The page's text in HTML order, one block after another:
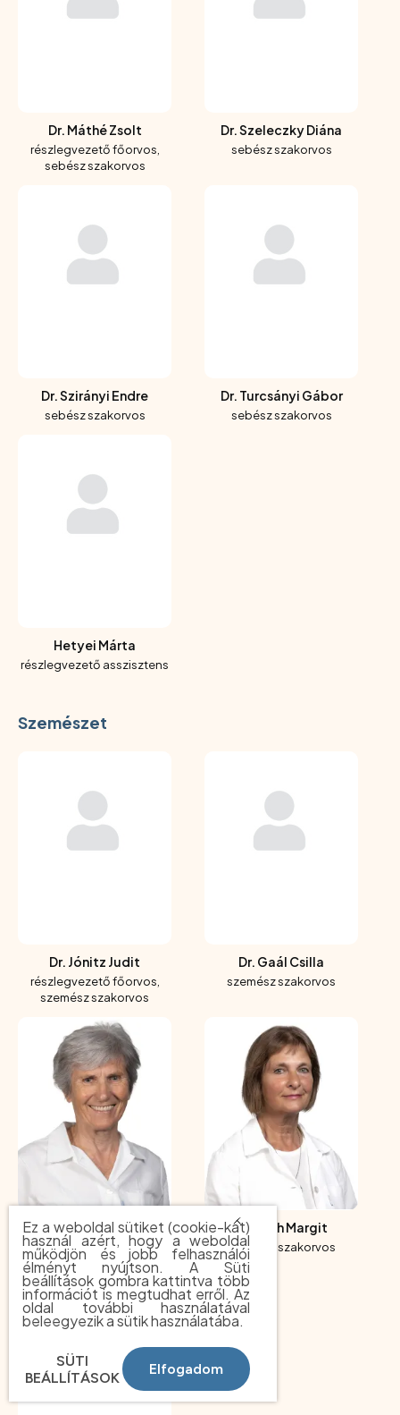
Dr. Máthé Zsolt
részlegvezető főorvos,
sebész szakorvos
Dr. Szeleczky Diána
sebész szakorvos
Dr. Szirányi Endre
sebész szakorvos
Dr. Turcsányi Gábor
sebész szakorvos
Hetyei Márta
részlegvezető asszisztens
Szemészet
Dr. Jónitz Judit
részlegvezető főorvos,
szemész szakorvos
Dr. Gaál Csilla
szemész szakorvos
Dr. Szarvas Éva
szemész szakorvos
Dr. Tóth Margit
szemész szakorvos
Ez a weboldal sütiket (cookie-kat)
használ azért, hogy a weboldal
működjön és jobb felhasználói
élményt nyújtson. A Süti
beállítások gombra kattintva több
információt is megtudhat erről. Az
oldal további használatával
beleegyezik a sütik használatába.
SÜTI
BEÁLLÍTÁSOK
Elfogadom